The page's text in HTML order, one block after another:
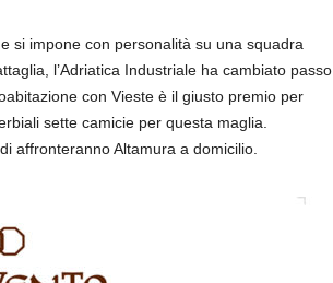
si impone con personalità su una squadra
l’Adriatica Industriale ha cambiato passo
con Vieste è il giusto premio per
sette camicie per questa maglia.
affronteranno Altamura a domicilio.